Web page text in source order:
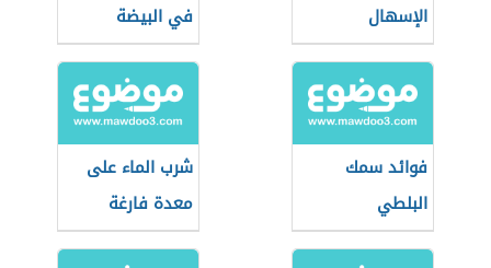
الإسهال
في البيضة
المسلوقة
فوائد سمك
البلطي
شرب الماء على
معدة فارغة